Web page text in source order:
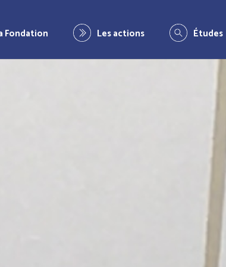
Fondation Les actions Études